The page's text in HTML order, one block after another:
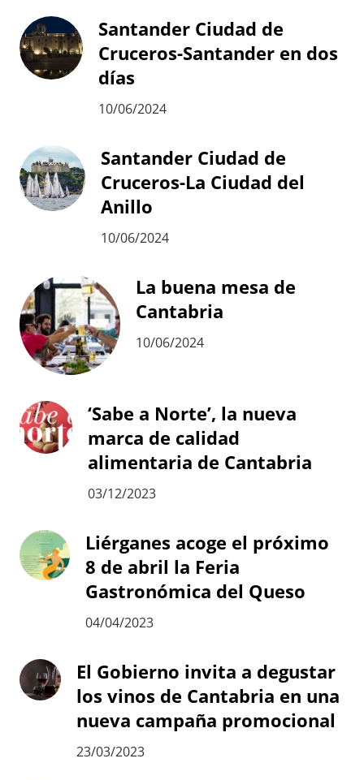
Santander Ciudad de
Cruceros-Santander en dos
días
10/06/2024
Santander Ciudad de
Cruceros-La Ciudad del
Anillo
10/06/2024
La buena mesa de
Cantabria
10/06/2024
‘Sabe a Norte’, la nueva
marca de calidad
alimentaria de Cantabria
03/12/2023
Liérganes acoge el próximo
8 de abril la Feria
Gastronómica del Queso
04/04/2023
El Gobierno invita a degustar
los vinos de Cantabria en una
nueva campaña promocional
23/03/2023